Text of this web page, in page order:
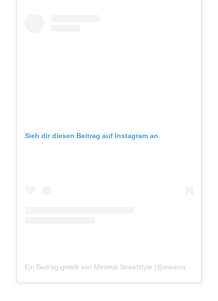
Sieh dir diesen Beitrag auf Instagram an
Ein Beitrag geteilt von Minimal Streetstyle (@minimalstreetstyle)